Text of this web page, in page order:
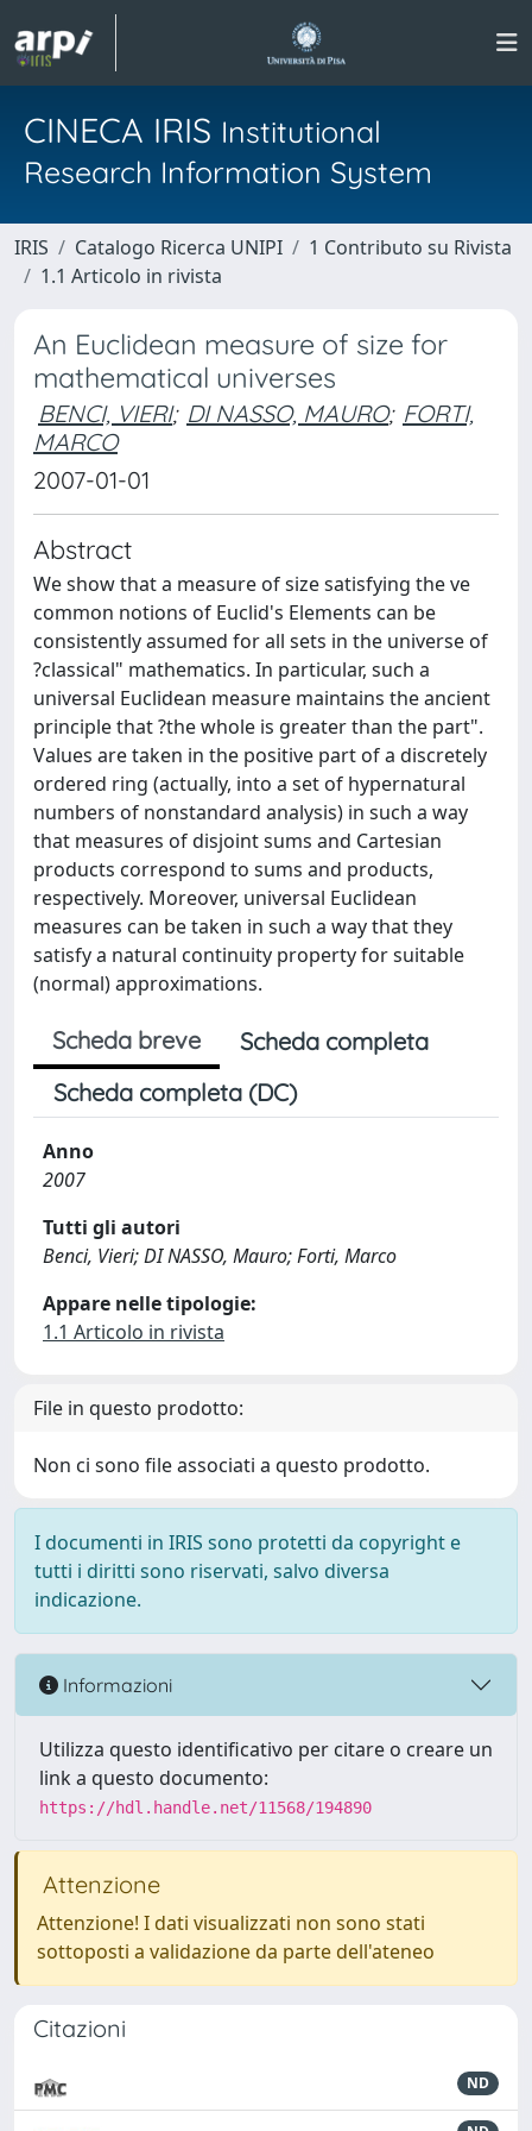
CINECA IRIS Institutional
Research Information System
IRIS Catalogo Ricerca UNIPI
1 Contributo su Rivista
1.1 Articolo in rivista
An Euclidean measure of size for
mathematical universes
BENCI, VIERI; DI NASSO, MAURO; FORTI,
MARCO
2007-01-01
Abstract
We show that a measure of size satisfying the ve
common notions of Euclid's Elements can be
consistently assumed for all sets in the universe of
?classical" mathematics. In particular, such a
universal Euclidean measure maintains the ancient
principle that ?the whole is greater than the part".
Values are taken in the positive part of a discretely
ordered ring (actually, into a set of hypernatural
numbers of nonstandard analysis) in such a way
that measures of disjoint sums and Cartesian
products correspond to sums and products,
respectively. Moreover, universal Euclidean
measures can be taken in such a way that they
satisfy a natural continuity property for suitable
(normal) approximations.
Scheda breve
Scheda completa
Scheda completa (DC)
Anno
2007
Tutti gli autori
Benci, Vieri; DI NASSO, Mauro; Forti, Marco
Appare nelle tipologie:
1.1 Articolo in rivista
File in questo prodotto:
Non ci sono file associati a questo prodotto.
I documenti in IRIS sono protetti da copyright e
tutti i diritti sono riservati, salvo diversa
indicazione.
Informazioni
Utilizza questo identificativo per citare o creare un
link a questo documento:
https://hdl.handle.net/11568/194890
Attenzione
Attenzione! I dati visualizzati non sono stati
sottoposti a validazione da parte dell'ateneo
Citazioni
ND